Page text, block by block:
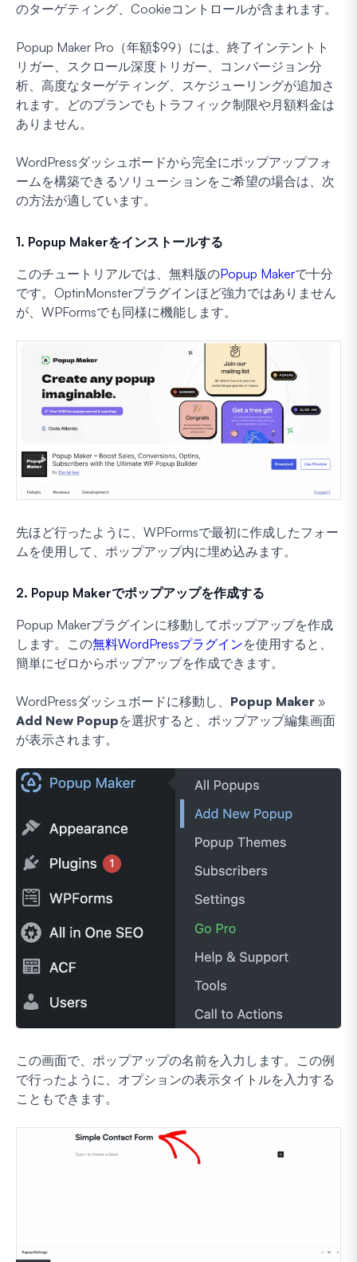
のターゲティング、Cookieコントロールが含まれます。
Popup Maker Pro（年額$99）には、終了インテントト
リガー、スクロール深度トリガー、コンバージョン分
析、高度なターゲティング、スケジューリングが追加さ
れます。どのプランでもトラフィック制限や月額料金は
ありません。
WordPressダッシュボードから完全にポップアップフォ
ームを構築できるソリューションをご希望の場合は、次
の方法が適しています。
1. Popup Makerをインストールする
このチュートリアルでは、無料版のPopup Makerで十分
です。OptinMonsterプラグインほど強力ではありません
が、WPFormsでも同様に機能します。
先ほど行ったように、WPFormsで最初に作成したフォー
ムを使用して、ポップアップ内に埋め込みます。
2. Popup Makerでポップアップを作成する
Popup Makerプラグインに移動してポップアップを作成
します。この無料WordPressプラグインを使用すると、
簡単にゼロからポップアップを作成できます。
WordPressダッシュボードに移動し、 Popup Maker »
Add New Popupを選択すると、ポップアップ編集画面
が表示されます。
この画面で、ポップアップの名前を入力します。この例
で行ったように、オプションの表示タイトルを入力する
こともできます。